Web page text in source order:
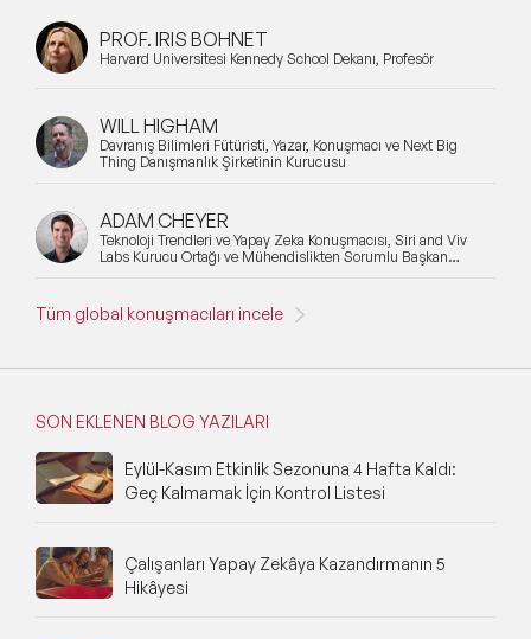
PROF. IRIS BOHNET
Harvard Üniversitesi Kennedy School Dekanı, Profesör
WILL HIGHAM
Davranış Bilimleri Fütüristi, Yazar, Konuşmacı ve Next Big
Thing Danışmanlık Şirketinin Kurucusu
ADAM CHEYER
Teknoloji Trendleri ve Yapay Zeka Konuşmacısı, Siri and Viv
Labs Kurucu Ortağı ve Mühendislikten Sorumlu Başkan
Tüm global konuşmacıları incele
SON EKLENEN BLOG YAZILARI
Eylül-Kasım Etkinlik Sezonuna 4 Hafta Kaldı:
Geç Kalmamak İçin Kontrol Listesi
Çalışanları Yapay Zekâya Kazandırmanın 5
Hikâyesi